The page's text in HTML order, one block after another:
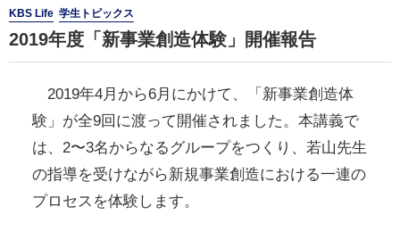
KBS Life 学生トピックス
2019年度「新事業創造体験」開催報告
2019年4月から6月にかけて、「新事業創造体
験」が全9回に渡って開催されました。本講義で
は、2〜3名からなるグループをつくり、若山先生
の指導を受けながら新規事業創造における一連の
プロセスを体験します。